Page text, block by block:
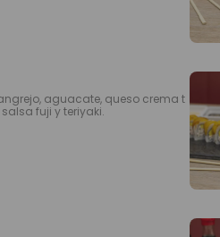
aguacate, queso crema t
fuji y teriyaki.